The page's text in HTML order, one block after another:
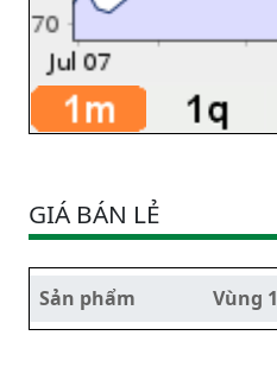
GIÁ BÁN LẺ
Sản phẩm Vùng 1